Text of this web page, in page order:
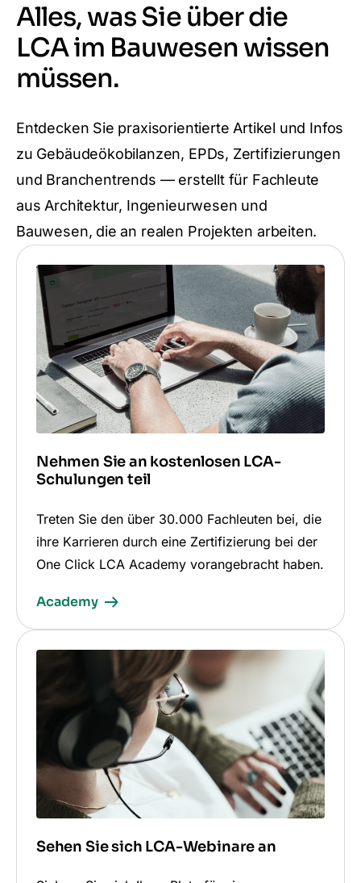
Alles, was Sie über die
LCA im Bauwesen wissen
müssen.
Entdecken Sie praxisorientierte Artikel und Infos
zu Gebäudeökobilanzen, EPDs, Zertifizierungen
und Branchentrends — erstellt für Fachleute
aus Architektur, Ingenieurwesen und
Bauwesen, die an realen Projekten arbeiten.
Nehmen Sie an kostenlosen LCA-
Schulungen teil
Treten Sie den über 30.000 Fachleuten bei, die
ihre Karrieren durch eine Zertifizierung bei der
One Click LCA Academy vorangebracht haben.
Academy
Sehen Sie sich LCA-Webinare an